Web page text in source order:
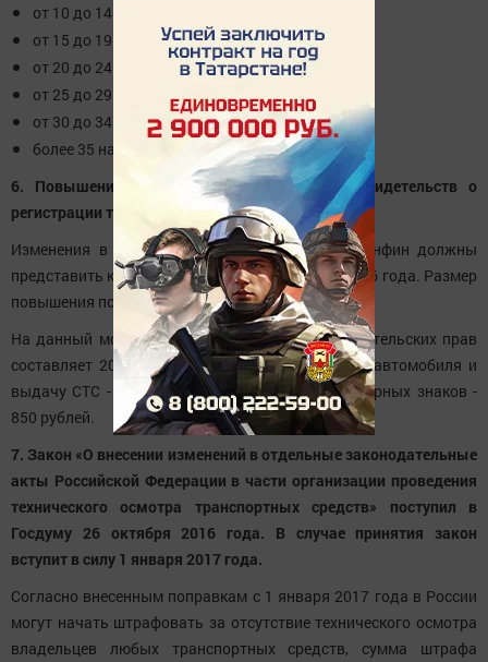
от 10 до 14 нарушений - коэффициент 2,06
от 15 до 19 нарушений - коэффициент 2,26
от 20 до 24 нарушений - коэффициент 2,45
от 25 до 29 нарушений - коэффициент 2,65
от 30 до 34 нарушений - коэффициент 2,85
более 35 нарушений - коэффициент 3,04.
6. Повышение пошлин за выдачу прав и свидетельств о
регистрации транспортных средств.
Изменения в налоговый кодекс РФ МВД и Минфин должны
представить кабинету министров до декабря 2016 года. Размер
повышения пошлин пока не известен.
На данный момент госпошлина за выдачу водительских прав
составляет 2000 рублей, за постановку на учет автомобиля и
выдачу СТС - 2850 рублей, замена\выдача номерных знаков -
850 рублей.
7. Закон «О внесении изменений в отдельные законодательные
акты Российской Федерации в части организации проведения
технического осмотра транспортных средств» поступил в
Госдуму 26 октября 2016 года. В случае принятия закон
вступит в силу 1 января 2017 года.
Согласно внесенным поправкам с 1 января 2017 года в России
могут начать штрафовать за отсутствие технического осмотра
владельцев любых транспортных средств, сумма штрафа